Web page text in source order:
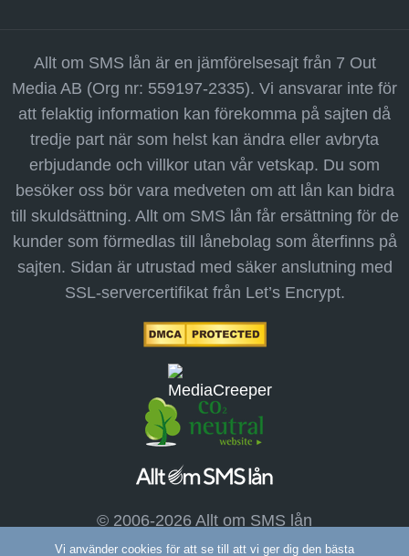
Allt om SMS lån är en jämförelsesajt från 7 Out
Media AB (Org nr: 559197-2335). Vi ansvarar inte för
att felaktig information kan förekomma på sajten då
tredje part när som helst kan ändra eller avbryta
erbjudande och villkor utan vår vetskap. Du som
besöker oss bör vara medveten om att lån kan bidra
till skuldsättning. Allt om SMS lån får ersättning för de
kunder som förmedlas till lånebolag som återfinns på
sajten. Sidan är utrustad med säker anslutning med
SSL-servercertifikat från Let’s Encrypt.
© 2006-2026 Allt om SMS lån
Vi använder cookies för att se till att vi ger dig den bästa